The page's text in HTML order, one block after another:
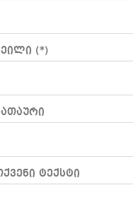
(*)
ტექსტი